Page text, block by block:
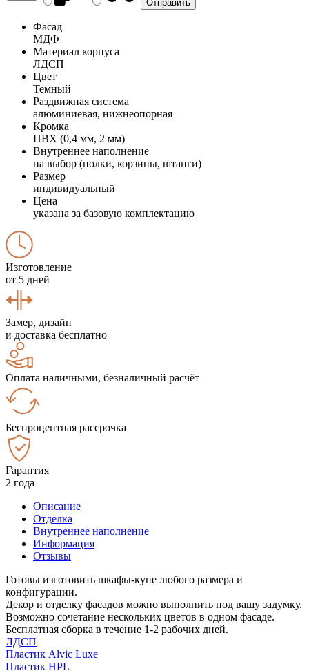
Фасад
МДФ
Материал корпуса
ЛДСП
Цвет
Темный
Раздвижная система
алюминиевая, нижнеопорная
Кромка
ПВХ (0,4 мм, 2 мм)
Внутреннее наполнение
на выбор (полки, корзины, штанги)
Размер
индивидуальный
Цена
указана за базовую комплектацию
Изготовление
от 5 дней
Замер, дизайн
и доставка бесплатно
Оплата наличными, безналичный расчёт
Беспроцентная рассрочка
Гарантия
2 года
Описание
Отделка
Внутреннее наполнение
Информация
Отзывы
Готовы изготовить шкафы-купе любого размера и
конфигурации.
Декор и отделку фасадов можно выполнить под вашу задумку.
Возможно сочетание нескольких цветов в одном фасаде.
Бесплатная сборка в течение 1-2 рабочих дней.
ЛДСП
Пластик Alvic Luxe
Пластик HPL